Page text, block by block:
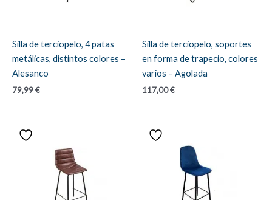
Silla de terciopelo, 4 patas
metálicas, distintos colores –
Alesanco
79,99€
Silla de terciopelo, soportes
en forma de trapecio, colores
varios – Agolada
117,00€